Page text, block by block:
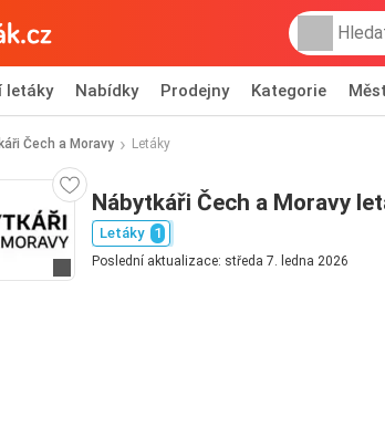
letáky Nabídky Prodejny Kategorie
Čech a Moravy Letáky
Přejít na webové stránky
Nábytkáři Čech a Moravy
Letáky 1
Poslední aktualizace: středa 7. ledna 2026